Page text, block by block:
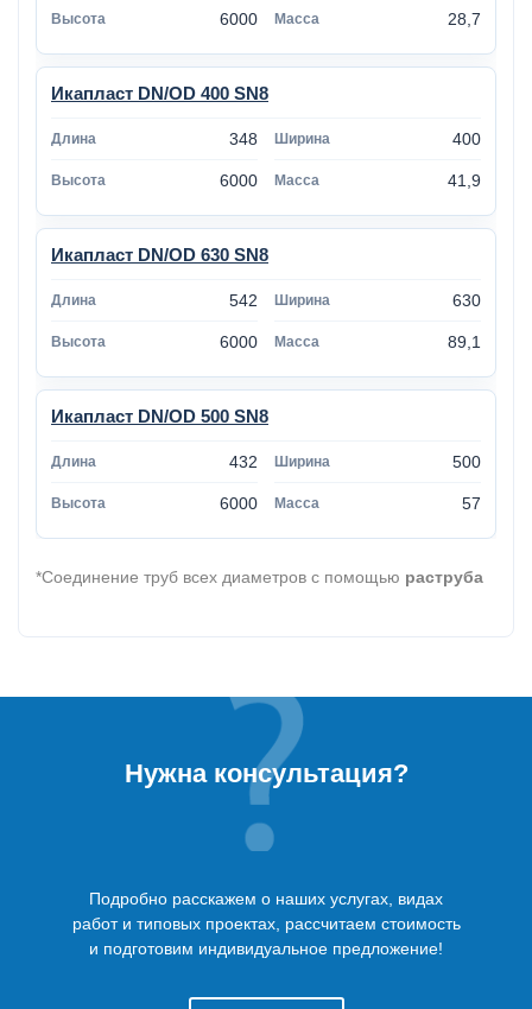
6000 28,7
Икапласт DN/OD 400 SN8
348 400
6000 41,9
Икапласт DN/OD 630 SN8
542 630
6000 89,1
Икапласт DN/OD 500 SN8
432 500
6000 57
*Соединение труб всех диаметров с помощью раструба
Нужна консультация?
Подробно расскажем о наших услугах, видах
работ и типовых проектах, рассчитаем стоимость
и подготовим индивидуальное предложение!